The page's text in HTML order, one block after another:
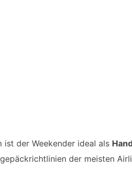
der Weekender ideal als
der meisten